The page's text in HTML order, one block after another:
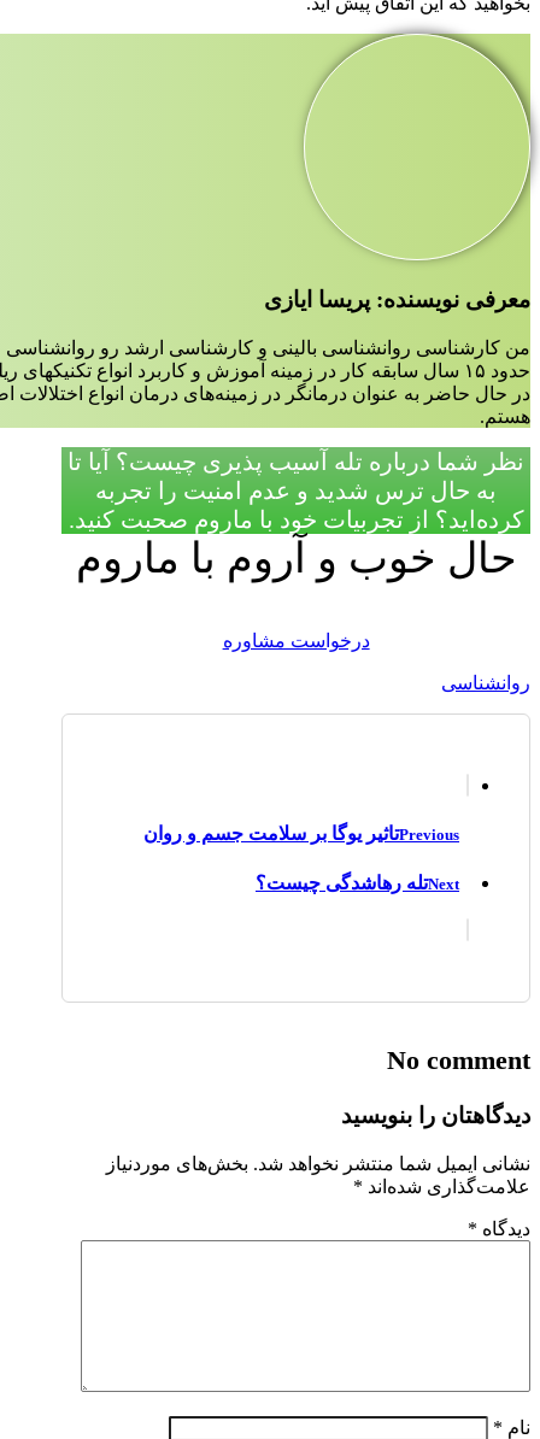
معرفی نویسنده: پریسا ایازی
من کارشناسی روانشناسی بالینی و کارشناسی ارشد رو
حدود ۱۵ سال سابقه کار در زمینه آموزش و کاربرد انواع تکنیکهای ریلکسیشن،مدیتیشن و مایندفولنس دارم.
در حال حاضر به عنوان درمانگر در زمینه‌‌های درمان انواع
هستم.
نظر شما درباره تله آسیب پذیری چیست؟ آیا تا
به حال ترس شدید و عدم امنیت را تجربه
کرده‌اید؟ از تجربیات خود با ماروم صحبت کنید.
حال خوب و آروم با ماروم
درخواست مشاوره
روانشناسی
Previousتاثیر یوگا بر سلامت جسم و روان
Nextتله رهاشدگی چیست؟
No comment
دیدگاهتان را بنویسید
نشانی ایمیل شما منتشر نخواهد شد. بخش‌های موردنیاز
علامت‌گذاری شده‌اند *
دیدگاه *
نام *